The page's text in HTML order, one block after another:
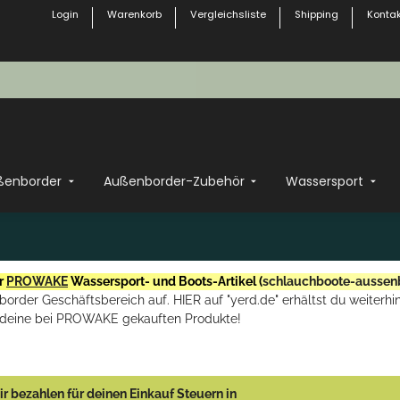
Login Warenkorb Vergleichsliste Shipping
Außenborder-Zubehör Wassersport
PROWAKEWassersport- und Boots-Artikel (schlauchboote-
Geschäftsbereich auf. HIER auf "yerd.de" erhältst du
deine bei PROWAKE gekauften Produkte!
bezahlen für deinen Einkauf Steuern in